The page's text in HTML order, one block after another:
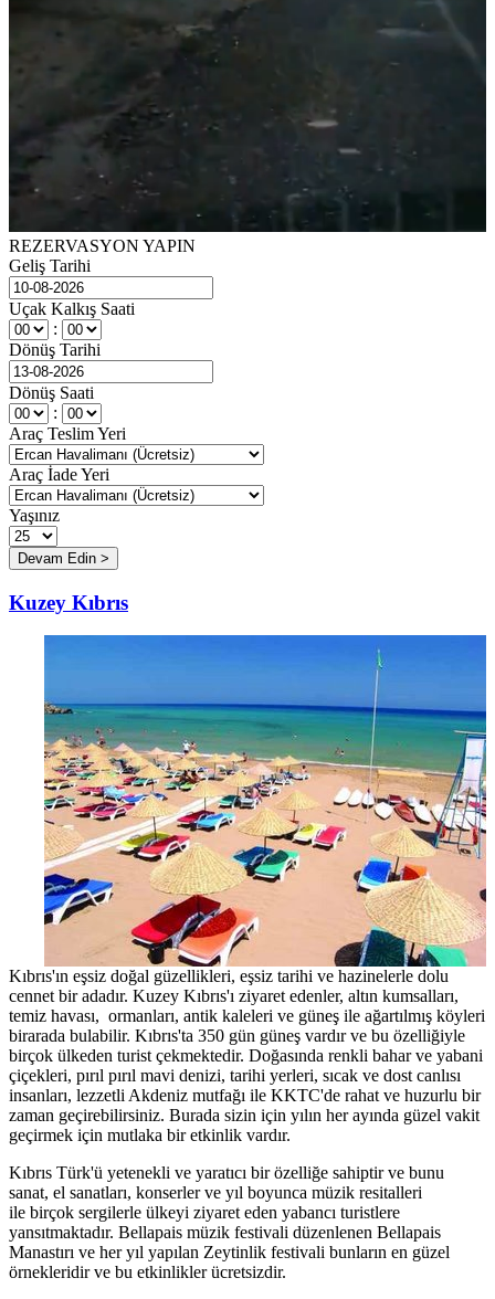
REZERVASYON YAPIN
Geliş Tarihi
Uçak Kalkış Saati
:
Dönüş Tarihi
Dönüş Saati
:
Araç Teslim Yeri
Araç İade Yeri
Yaşınız
Kuzey Kıbrıs
Kıbrıs'ın eşsiz doğal güzellikleri, eşsiz tarihi ve hazinelerle dolu
cennet bir adadır. Kuzey Kıbrıs'ı ziyaret edenler, altın kumsalları,
temiz havası, ormanları, antik kaleleri ve güneş ile ağartılmış köyleri
birarada bulabilir. Kıbrıs'ta 350 gün güneş vardır ve bu özelliğiyle
birçok ülkeden turist çekmektedir. Doğasında renkli bahar ve yabani
çiçekleri, pırıl pırıl mavi denizi, tarihi yerleri, sıcak ve dost canlısı
insanları, lezzetli Akdeniz mutfağı ile KKTC'de rahat ve huzurlu bir
zaman geçirebilirsiniz. Burada sizin için yılın her ayında güzel vakit
geçirmek için mutlaka bir etkinlik vardır.
Kıbrıs Türk'ü yetenekli ve yaratıcı bir özelliğe sahiptir ve bunu
sanat, el sanatları, konserler ve yıl boyunca müzik resitalleri
ile birçok sergilerle ülkeyi ziyaret eden yabancı turistlere
yansıtmaktadır. Bellapais müzik festivali düzenlenen Bellapais
Manastırı ve her yıl yapılan Zeytinlik festivali bunların en güzel
örnekleridir ve bu etkinlikler ücretsizdir.